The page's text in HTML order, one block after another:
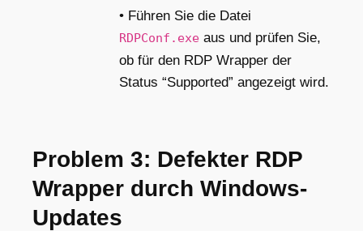
• Führen Sie die Datei
RDPConf.exe aus und prüfen Sie,
ob für den RDP Wrapper der
Status “Supported” angezeigt wird.
Problem 3: Defekter RDP
Wrapper durch Windows-
Updates